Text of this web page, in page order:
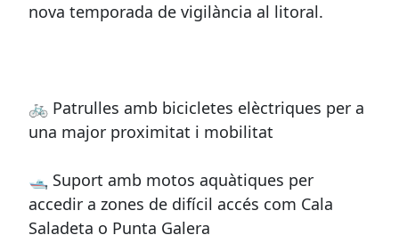
nova temporada de vigilància al litoral.
🚲 Patrulles amb bicicletes elèctriques per a
una major proximitat i mobilitat
🛥️ Suport amb motos aquàtiques per
accedir a zones de difícil accés com Cala
Saladeta o Punta Galera